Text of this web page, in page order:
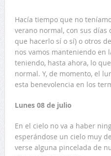
Hacía tiempo que no
verano normal, con sus días
que hacerlo sí o sí) o otros
nos vamos manteniendo en
teniendo, hasta ahora, lo
normal. Y, de momento, el
esta benevolencia en los
Lunes 08 de julio
En el cielo no va a haber
esperándose un cielo muy
verse alguna pincelada de